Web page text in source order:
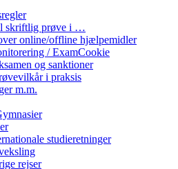
skriftlig prøve i …
online/offline hjælpemidler
/ ExamCookie
og sanktioner
i praksis
m.m.
studieretninger
rejser